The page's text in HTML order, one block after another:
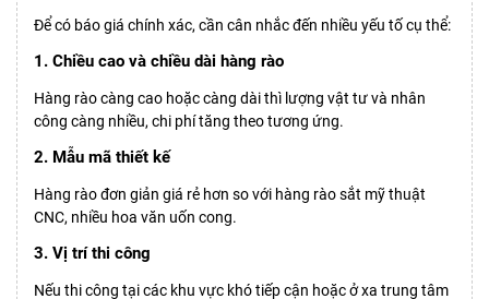
Để có báo giá chính xác, cần cân nhắc đến nhiều yếu tố cụ thể:
1. Chiều cao và chiều dài hàng rào
Hàng rào càng cao hoặc càng dài thì lượng vật tư và nhân
công càng nhiều, chi phí tăng theo tương ứng.
2. Mẫu mã thiết kế
Hàng rào đơn giản giá rẻ hơn so với hàng rào sắt mỹ thuật
CNC, nhiều hoa văn uốn cong.
3. Vị trí thi công
Nếu thi công tại các khu vực khó tiếp cận hoặc ở xa trung tâm